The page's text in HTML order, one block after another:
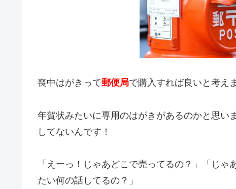
喪中はがきって郵便局で購入すれば良いと考え
年賀状みたいに専用のはがきがあるのかと思い
してないんです！
「えーっ！じゃあどこで売ってるの？」「じ
たい何の話してるの？」